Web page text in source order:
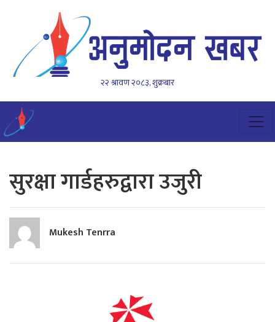
२२ श्रावण २०८३, शुक्रबार
सुरक्षा गार्डहरुद्वारा उजुरी
Mukesh Tenrra